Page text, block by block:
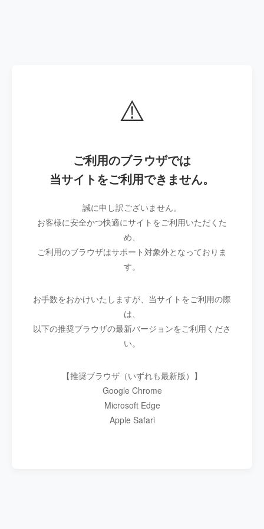
⚠️
ご利用のブラウザでは
当サイトをご利用できません。
誠に申し訳ございません。
お客様に安全かつ快適にサイトをご利用いただくた
め、
ご利用のブラウザはサポート対象外となっておりま
す。
お手数をおかけいたしますが、当サイトをご利用の際
は、
以下の推奨ブラウザの最新バージョンをご利用くださ
い。
【推奨ブラウザ（いずれも最新版）】
Google Chrome
Microsoft Edge
Apple Safari